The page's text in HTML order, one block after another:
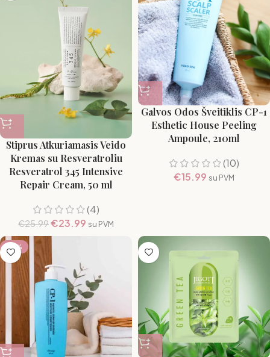
Stiprus Atkuriamasis Veido
Kremas su Resveratroliu
Resveratrol 345 Intensive
Repair Cream, 50 ml
(4)
€25.99€23.99 su PVM
Galvos Odos Šveitiklis CP-1
Esthetic House Peeling
Ampoule, 210ml
(10)
€15.99 su PVM
-16%